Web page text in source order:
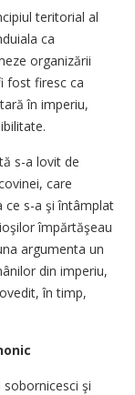
teritorial al
ca
organizării
fost firesc ca
în imperiu,
s-a lovit de
care
ce s-a şi întâmplat
împărtăşeau
argumenta un
din imperiu,
în timp,
şi